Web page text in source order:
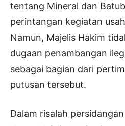
tentang Mineral dan
perintangan kegiatan
Namun, Majelis Hakim
dugaan penambangan
sebagai bagian dari
putusan tersebut.
Dalam risalah